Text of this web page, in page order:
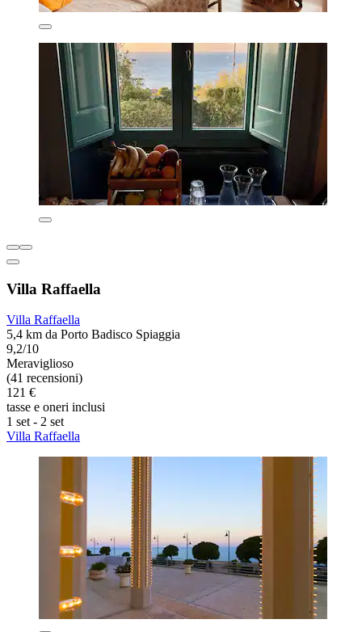
Villa Raffaella
Villa Raffaella
5,4 km da Porto Badisco Spiaggia
9,2/10
Meraviglioso
(41 recensioni)
121 €
tasse e oneri inclusi
1 set - 2 set
Villa Raffaella